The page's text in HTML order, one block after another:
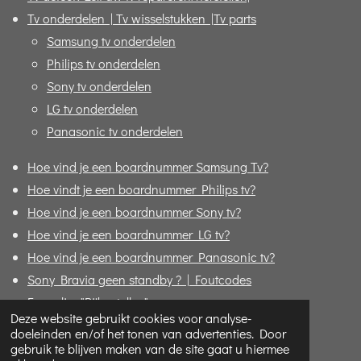
Deze website gebruikt cookies voor analyse-
doeleinden en/of het tonen van advertenties. Door
gebruik te blijven maken van de site gaat u hiermee
Tv onderdelen | Tv wisselstukken |Tv parts
Samsung tv onderdelen
Philips tv onderdelen
Sony tv onderdelen
LG tv onderdelen
Panasonic tv onderdelen
Hoe vind je een boardnummer Samsung Tv?
Hoe vindt je een boardnummer Philips tv?
Hoe vind je een boardnummer Sony tv?
Hoe vind je een boardnummer LG tv?
Hoe vind je een boardnummer Panasonic tv?
Sony Bravia geen standby ? | Foutcodes
Formulier "Bijbestellen"
© 2020 - 2026 Replace4u - De TV specialist online!